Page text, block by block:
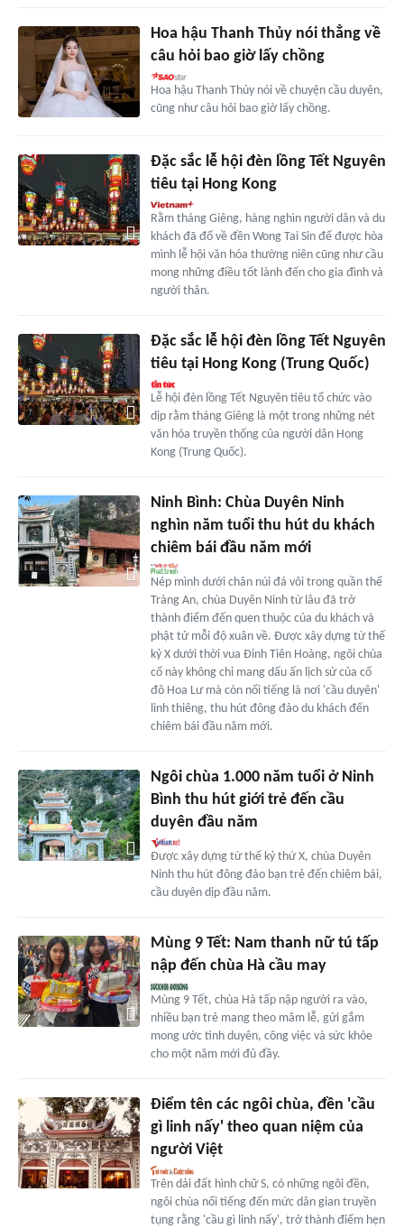
Hoa hậu Thanh Thủy nói thẳng về
câu hỏi bao giờ lấy chồng
Hoa hậu Thanh Thủy nói về chuyện cầu duyên,
cũng như câu hỏi bao giờ lấy chồng.
Đặc sắc lễ hội đèn lồng Tết Nguyên
tiêu tại Hong Kong
Rằm tháng Giêng, hàng nghìn người dân và du
khách đã đổ về đền Wong Tai Sin để được hòa
mình lễ hội văn hóa thường niên cũng như cầu
mong những điều tốt lành đến cho gia đình và
người thân.
Đặc sắc lễ hội đèn lồng Tết Nguyên
tiêu tại Hong Kong (Trung Quốc)
Lễ hội đèn lồng Tết Nguyên tiêu tổ chức vào
dịp rằm tháng Giêng là một trong những nét
văn hóa truyền thống của người dân Hong
Kong (Trung Quốc).
Ninh Bình: Chùa Duyên Ninh
nghìn năm tuổi thu hút du khách
chiêm bái đầu năm mới
Nép mình dưới chân núi đá vôi trong quần thể
Tràng An, chùa Duyên Ninh từ lâu đã trở
thành điểm đến quen thuộc của du khách và
phật tử mỗi độ xuân về. Được xây dựng từ thế
kỷ X dưới thời vua Đinh Tiên Hoàng, ngôi chùa
cổ này không chỉ mang dấu ấn lịch sử của cố
đô Hoa Lư mà còn nổi tiếng là nơi 'cầu duyên'
linh thiêng, thu hút đông đảo du khách đến
chiêm bái đầu năm mới.
Ngôi chùa 1.000 năm tuổi ở Ninh
Bình thu hút giới trẻ đến cầu
duyên đầu năm
Được xây dựng từ thế kỷ thứ X, chùa Duyên
Ninh thu hút đông đảo bạn trẻ đến chiêm bái,
cầu duyên dịp đầu năm.
Mùng 9 Tết: Nam thanh nữ tú tấp
nập đến chùa Hà cầu may
Mùng 9 Tết, chùa Hà tấp nập người ra vào,
nhiều bạn trẻ mang theo mâm lễ, gửi gắm
mong ước tình duyên, công việc và sức khỏe
cho một năm mới đủ đầy.
Điểm tên các ngôi chùa, đền 'cầu
gì linh nấy' theo quan niệm của
người Việt
Trên dải đất hình chữ S, có những ngôi đền,
ngôi chùa nổi tiếng đến mức dân gian truyền
tụng rằng 'cầu gì linh nấy', trở thành điểm hẹn